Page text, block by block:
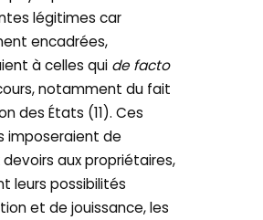
légitimes car
encadrées,
à celles qui de facto
notamment du fait
des États (11). Ces
imposeraient de
aux propriétaires,
leurs possibilités
et de jouissance, les